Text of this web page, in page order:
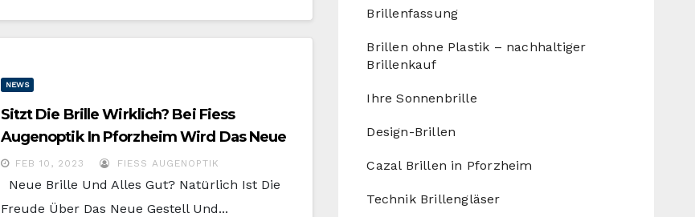
NEWS
Sitzt Die Brille Wirklich? Bei Fiess
Augenoptik In Pforzheim Wird Das Neue
Designobjekt Sorgfältig Angepasst !
FEB 10, 2023 FIESS AUGENOPTIK
Neue Brille Und Alles Gut? Natürlich Ist Die
Freude Über Das Neue Gestell Und...
Brillenfassung
Brillen ohne Plastik – nachhaltiger
Brillenkauf
Ihre Sonnenbrille
Design-Brillen
Cazal Brillen in Pforzheim
Technik Brillengläser